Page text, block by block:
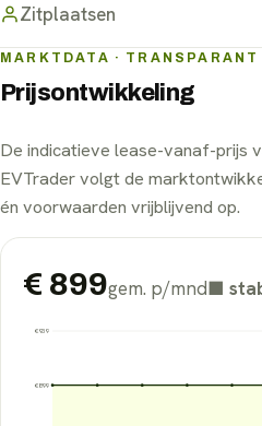
Zitplaatsen
MARKTDATA · TRANSPARANT
Prijsontwikkeling
De indicatieve lease-vanaf-prijs
EVTrader volgt de
én voorwaarden vrijblijvend op.
€ 899gem. p/mnd■
€939
€899